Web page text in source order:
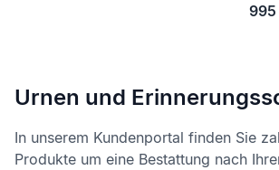
995
Urnen und
In unserem Kundenportal finden Sie
Produkte um eine Bestattung nach